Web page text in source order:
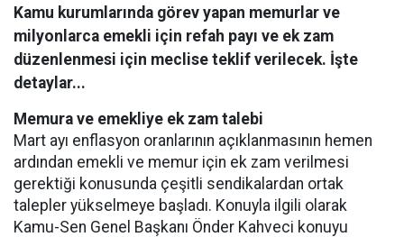
Kamu kurumlarında görev yapan memurlar ve
milyonlarca emekli için refah payı ve ek zam
düzenlenmesi için meclise teklif verilecek. İşte
detaylar...
Memura ve emekliye ek zam talebi
Mart ayı enflasyon oranlarının açıklanmasının hemen
ardından emekli ve memur için ek zam verilmesi
gerektiği konusunda çeşitli sendikalardan ortak
talepler yükselmeye başladı. Konuyla ilgili olarak
Kamu-Sen Genel Başkanı Önder Kahveci konuyu